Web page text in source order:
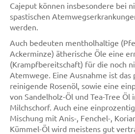
Cajeput können insbesondere bei
spastischen
werden.
Auch bedeuten mentholhaltige
Ackerminze) ätherische Öle eine
(Krampfbereitschaft) für die noch
Atemwege. Eine Ausnahme ist das
reinigende Rosenöl, sowie eine
von Sandelholz-Öl und Tea-Tree Öl
Milchschorf. Auch eine
Mischung mit Anis-, Fenchel-,
Kümmel-Öl wird meistens gut